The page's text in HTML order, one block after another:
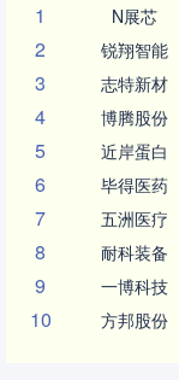
1
N展芯
2 锐翔智能
3 志特新材
4 博腾股份
5 近岸蛋白
6 毕得医药
7 五洲医疗
8 耐科装备
9 一博科技
10 方邦股份